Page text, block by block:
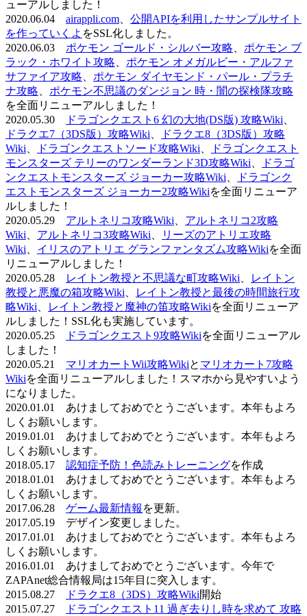
ューアルしました！
2020.06.04 airappli.com
公開APIを利用したサンプルサイト
を作っていくよ をSSL化しました。
2020.06.03 ポケモン ゴールド・シルバー攻略
ポケモン ブ
ラック・ホワイト攻略
ポケモン オメガルビー・アルファ
サファイア攻略
ポケモン ダイヤモンド・パール・プラチ
ナ攻略
ポケモン不思議のダンジョン 時・闇の探検隊攻略
を全面リニューアルしました！
2020.05.30
ドラゴンクエスト6 幻の大地(DS版) 攻略Wiki
ドラクエ7（3DS版）攻略Wiki
ドラクエ8（3DS版）攻略
Wiki
ドラゴンクエストソード攻略Wiki
ドラゴンクエスト
モンスターズ テリーのワンダーランド3D攻略Wiki
ドラゴ
ンクエストモンスターズ ジョーカー攻略Wiki
ドラゴンク
エストモンスターズ ジョーカー2攻略Wikiを全面リニューア
ルしました！
2020.05.29 アルトネリコ攻略Wiki
アルトネリコ2攻略
Wiki
アルトネリコ3攻略Wiki
リーズのアトリエ攻略
Wiki
イリスのアトリエ グランファンタズム攻略Wikiを全面
リニューアルしました！
2020.05.28
レイトン教授と不思議な町攻略Wiki
レイトン
教授と悪魔の箱攻略Wiki
レイトン教授と最後の時間旅行攻
略Wiki
レイトン教授と魔神の笛攻略Wikiを全面リニューア
ルしました！SSL化も実施しています。
2020.05.25
ドラゴンクエスト9攻略Wikiを全面リニューアル
しました！
2020.05.21 マリオカートWii攻略Wikiと マリオカート7攻略
Wikiを全面リニューアルしました！スマホから見やすいよう
になりました。
2020.01.01 あけましておめでとうございます。本年もよろ
しくお願いします。
2019.01.01 あけましておめでとうございます。本年もよろ
しくお願いします。
2018.05.17 認知症予防！色読みトレーニングを作成
2018.01.01 あけましておめでとうございます。本年もよろ
しくお願いします。
2017.06.28 ゲーム最新情報 を更新。
2017.05.19 デザイン変更しました。
2017.01.01 あけましておめでとうございます。本年もよろ
しくお願いします。
2016.01.01 あけましておめでとうございます。今年で
ZAPAnet総合情報局は15年目に突入します。
2015.08.27
ドラクエ8（3DS）攻略Wiki開始
2015.07.27
ドラゴンクエスト11 過ぎ去りし時を求めて 攻略